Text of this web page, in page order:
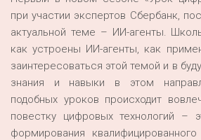
при участии экспертов Сбербанк,
актуальной теме – ИИ-агенты.
как устроены ИИ-агенты, как
заинтересоваться этой темой и в
знания и навыки в этом
подобных уроков происходит
повестку цифровых технологий –
формирования